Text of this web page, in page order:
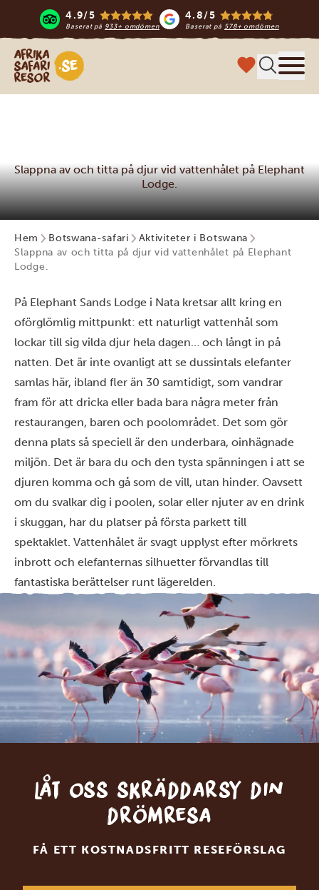
4.9/5
Baserat på 933+ omdömen
4.8/5
Baserat på 578+ omdömen
Safari-resor i Afrika
Slappna av och titta på djur vid vattenhålet på Elephant
Lodge.
Hem Botswana-safari
Aktiviteter i Botswana
Slappna av och titta på djur vid vattenhålet på Elephant
Lodge.
På Elephant Sands Lodge i Nata kretsar allt kring en
oförglömlig mittpunkt: ett naturligt vattenhål som
lockar till sig vilda djur hela dagen… och långt in på
natten. Det är inte ovanligt att se dussintals elefanter
samlas här, ibland fler än 30 samtidigt, som vandrar
fram för att dricka eller bada bara några meter från
restaurangen, baren och poolområdet. Det som gör
denna plats så speciell är den underbara, oinhägnade
miljön. Det är bara du och den tysta spänningen i att se
djuren komma och gå som de vill, utan hinder. Oavsett
om du svalkar dig i poolen, solar eller njuter av en drink
i skuggan, har du platser på första parkett till
spektaklet. Vattenhålet är svagt upplyst efter mörkrets
inbrott och elefanternas silhuetter förvandlas till
fantastiska berättelser runt lägerelden.
Låt oss skräddarsy din
drömresa
FÅ ETT KOSTNADSFRITT RESEFÖRSLAG